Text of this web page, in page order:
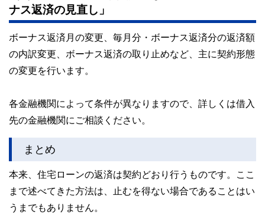
ナス返済の見直し」
ボーナス返済月の変更、毎月分・ボーナス返済分の返済額
の内訳変更、ボーナス返済の取り止めなど、主に契約形態
の変更を行います。
各金融機関によって条件が異なりますので、詳しくは借入
先の金融機関にご相談ください。
まとめ
本来、住宅ローンの返済は契約どおり行うものです。ここ
まで述べてきた方法は、止むを得ない場合であることはい
うまでもありません。